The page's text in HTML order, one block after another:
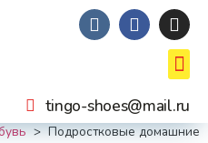
tingo-shoes@mail.ru
>Подростковые домашние